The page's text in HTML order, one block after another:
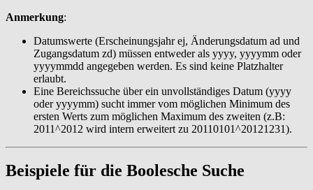
Anmerkung:
Datumswerte (Erscheinungsjahr ej, Änderungsdatum ad und
Zugangsdatum zd) müssen entweder als yyyy, yyyymm oder
yyyymmdd angegeben werden. Es sind keine Platzhalter
erlaubt.
Eine Bereichssuche über ein unvollständiges Datum (yyyy
oder yyyymm) sucht immer vom möglichen Minimum des
ersten Werts zum möglichen Maximum des zweiten (z.B:
2011^2012 wird intern erweitert zu 20110101^20121231).
Beispiele für die Boolesche Suche